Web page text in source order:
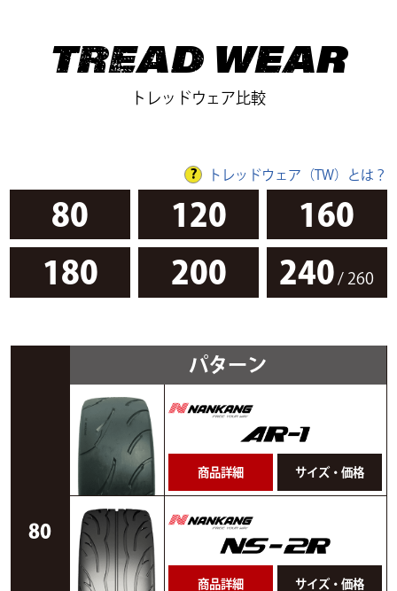
▲閉じる
TREAD WEAR
トレッドウェア比較
トレッドウェア（TW）とは？
80 120
160
180
200 240 / 260
80
パターン
商品詳細 サイズ・価格
商品詳細 サイズ・価格